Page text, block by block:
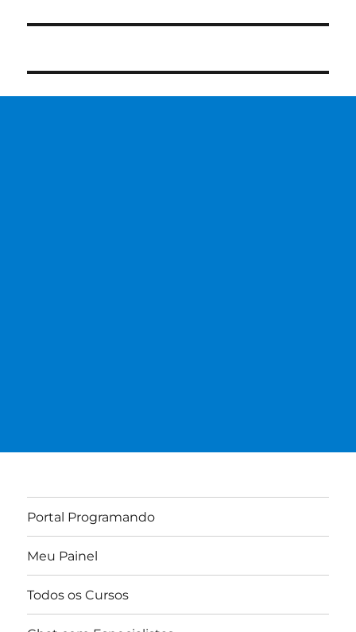
Portal Programando
Meu Painel
Todos os Cursos